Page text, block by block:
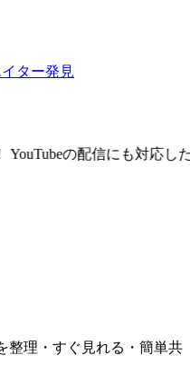
ター発見
の配信にも対応した
整理・すぐ見れる・簡単共